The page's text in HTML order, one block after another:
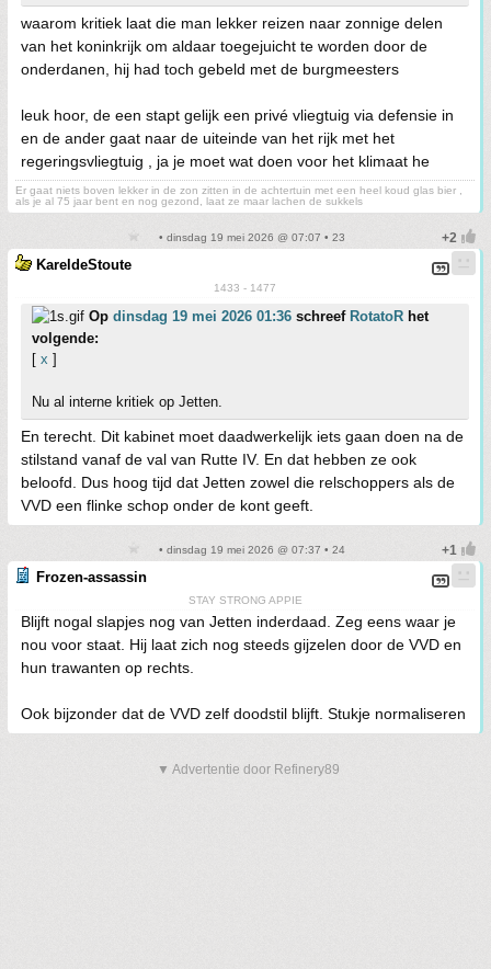
waarom kritiek laat die man lekker reizen naar zonnige delen
van het koninkrijk om aldaar toegejuicht te worden door de
onderdanen, hij had toch gebeld met de burgmeesters
leuk hoor, de een stapt gelijk een privé vliegtuig via defensie in
en de ander gaat naar de uiteinde van het rijk met het
regeringsvliegtuig , ja je moet wat doen voor het klimaat he
Er gaat niets boven lekker in de zon zitten in de achtertuin met een heel koud glas bier ,
als je al 75 jaar bent en nog gezond, laat ze maar lachen de sukkels
• dinsdag 19 mei 2026 @ 07:07 • 23
KareldeStoute
1433 - 1477
Op dinsdag 19 mei 2026 01:36 schreef RotatoR het
volgende:
[ x ]
Nu al interne kritiek op Jetten.
En terecht. Dit kabinet moet daadwerkelijk iets gaan doen na de
stilstand vanaf de val van Rutte IV. En dat hebben ze ook
beloofd. Dus hoog tijd dat Jetten zowel die relschoppers als de
VVD een flinke schop onder de kont geeft.
• dinsdag 19 mei 2026 @ 07:37 • 24
Frozen-assassin
STAY STRONG APPIE
Blijft nogal slapjes nog van Jetten inderdaad. Zeg eens waar je
nou voor staat. Hij laat zich nog steeds gijzelen door de VVD en
hun trawanten op rechts.
Ook bijzonder dat de VVD zelf doodstil blijft. Stukje normaliseren
▼ Advertentie door Refinery89